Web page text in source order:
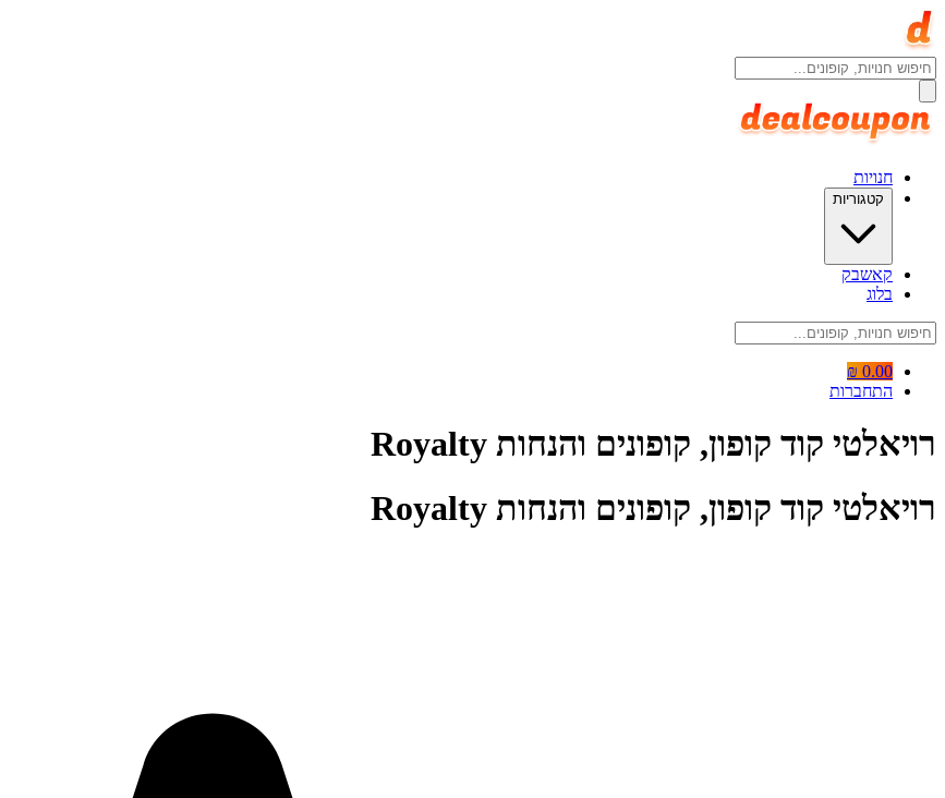
חנויות
קטגוריות
קאשבק
בלוג
0.00 ₪
התחברות
רויאלטי קוד קופון, קופונים והנחות Royalty
רויאלטי קוד קופון, קופונים והנחות Royalty